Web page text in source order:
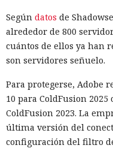
Según datos de
alrededor de 800
cuántos de ellos ya han
son servidores señuelo.
Para protegerse, Adobe
10 para ColdFusion
ColdFusion 2023. La
última versión del
configuración del filtro